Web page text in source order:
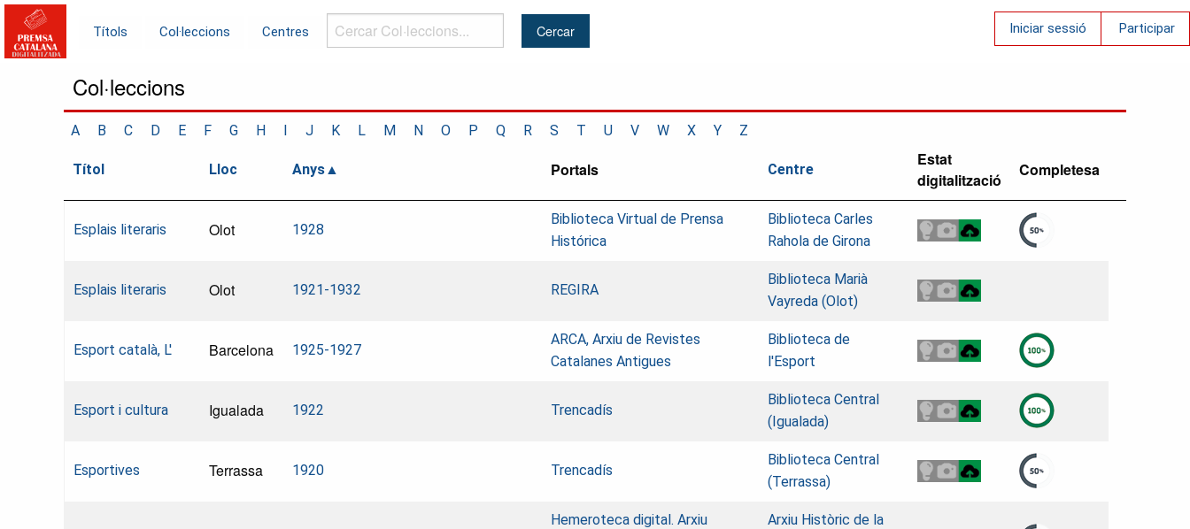
Títols Col·leccions Centres
Cercar
Col·leccions...
Iniciar sessió Participar
Col·leccions
A B C D E F G H I J K L M N O P Q R S T U V W X Y Z
Títol Lloc Anys Portals Centre
Estat
digitalització
Completesa
Esplais literaris Olot 1928
Biblioteca Virtual de Prensa
Histórica
Biblioteca Carles
Rahola de Girona
Esplais literaris Olot 1921-1932 REGIRA
Biblioteca Marià
Vayreda (Olot)
Esport català, L' Barcelona 1925-1927
ARCA, Arxiu de Revistes
Catalanes Antigues
Biblioteca de
l'Esport
Esport i cultura Igualada 1922 Trencadís
Biblioteca Central
(Igualada)
Esportives Terrassa 1920 Trencadís
Biblioteca Central
(Terrassa)
Hemeroteca digital. Arxiu
Arxiu Històric de la